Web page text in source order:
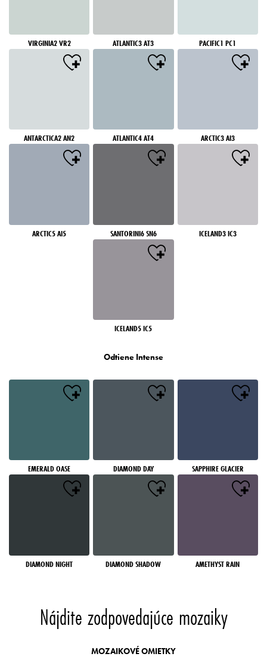
VIRGINIA2 VR2 ATLANTIC3 AT3 PACIFIC1 PC1
ANTARCTICA2 AN2 ATLANTIC4 AT4 ARCTIC3 AI3
ARCTIC5 AI5 SANTORINI6 SN6 ICELAND3 IC3
ICELAND5 IC5
Odtiene Intense
EMERALD OASE DIAMOND DAY SAPPHIRE GLACIER
DIAMOND NIGHT DIAMOND SHADOW AMETHYST RAIN
Nájdite zodpovedajúce mozaiky
MOZAIKOVÉ OMIETKY